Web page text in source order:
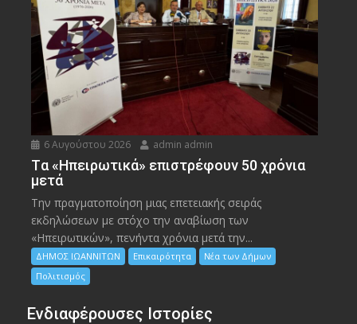
6 Αυγούστου 2026 admin admin
Tα «Ηπειρωτικά» επιστρέφουν 50 χρόνια
μετά
Την πραγματοποίηση μιας επετειακής σειράς
εκδηλώσεων με στόχο την αναβίωση των
«Ηπειρωτικών», πενήντα χρόνια μετά την...
ΔΗΜΟΣ ΙΩΑΝΝΙΤΩΝ Επικαιρότητα
Νέα των Δήμων
Πολιτισμός
Ενδιαφέρουσες Ιστορίες